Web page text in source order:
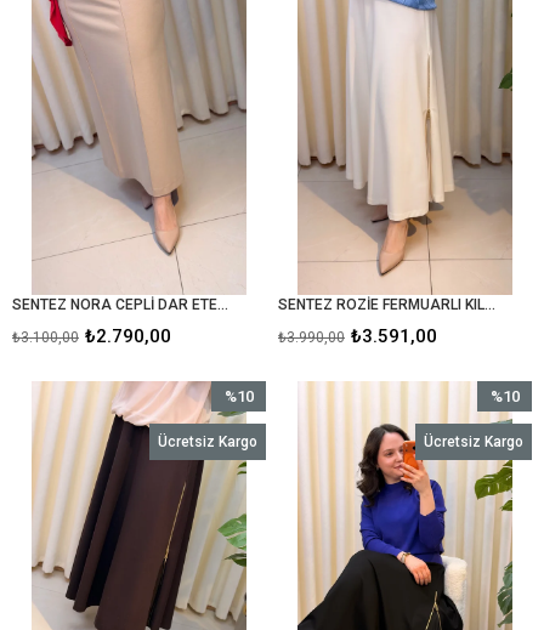
SENTEZ NORA CEPLİ DAR ETEK 5489 TAŞ
₺2.790,00
₺3.100,00
SENTEZ ROZİE FERMUARLI KILOŞ ETEK 5491 BEYAZ
₺3.591,00
₺3.990,00
%10
İndirim
%10İndirim
Ücretsiz Kargo
%10
İndirim
Ücretsiz Kargo